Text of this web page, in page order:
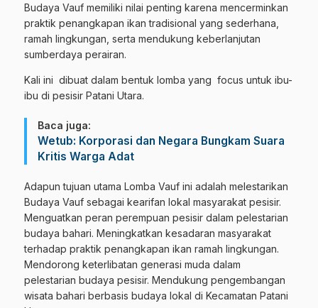
Budaya Vauf memiliki nilai penting karena mencerminkan
praktik penangkapan ikan tradisional yang sederhana,
ramah lingkungan, serta mendukung keberlanjutan
sumberdaya perairan.
Kali ini dibuat dalam bentuk lomba yang focus untuk ibu-
ibu di pesisir Patani Utara.
Baca juga:
Wetub: Korporasi dan Negara Bungkam Suara
Kritis Warga Adat
Adapun tujuan utama Lomba Vauf ini adalah melestarikan
Budaya Vauf sebagai kearifan lokal masyarakat pesisir.
Menguatkan peran perempuan pesisir dalam pelestarian
budaya bahari. Meningkatkan kesadaran masyarakat
terhadap praktik penangkapan ikan ramah lingkungan.
Mendorong keterlibatan generasi muda dalam
pelestarian budaya pesisir. Mendukung pengembangan
wisata bahari berbasis budaya lokal di Kecamatan Patani